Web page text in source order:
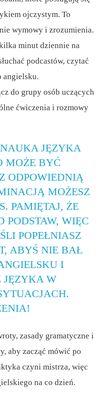
ojczystym. To
wymowy i zrozumienia.
minut dziennie na
podcastów, czytać
angielsku.
do grupy osób uczących
ćwiczenia i rozmowy
JĘZYKA
MOŻE BYĆ
ODPOWIEDNIĄ
MOŻESZ
PAMIĘTAJ, ŻE
WIĘC
POPEŁNIASZ
ABYŚ NIE BAŁ
I
JĘZYKA W
zasady gramatyczne i
aby zacząć mówić po
czyni mistrza, więc
na co dzień.